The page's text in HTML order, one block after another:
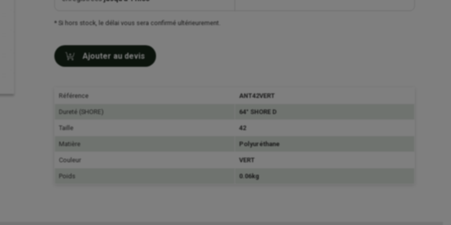
* Si hors stock, le délai vous sera confirmé ultérieurement.
Ajouter au devis
Référence ANT42VERT
Dureté (SHORE) 64° SHORE D
Taille 42
Matière Polyuréthane
Couleur VERT
Poids 0.06kg